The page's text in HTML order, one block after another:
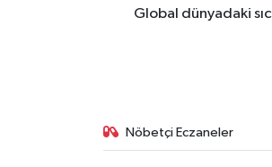
Global dünyadaki
Nöbetçi Eczaneler